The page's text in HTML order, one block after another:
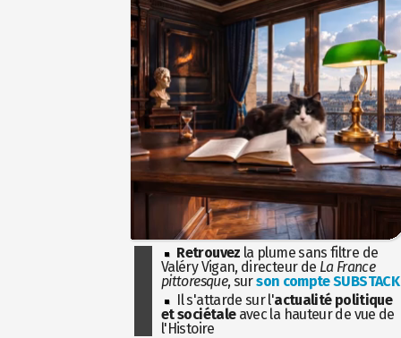
Retrouvez la plume sans filtre de
Valéry Vigan, directeur de La France
pittoresque, surson compte SUBSTACK
Il s'attarde sur l'actualité politique
et sociétaleavec la hauteur de vue de
l'Histoire